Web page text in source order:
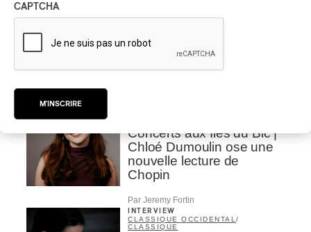
Andrea Stewart : « On est
toujours en création »
Concerts aux Îles du Bic |
Chloé Dumoulin ose une
nouvelle lecture de
Chopin
Par Jeremy Fortin
INTERVIEW
CLASSIQUE OCCIDENTAL/
CLASSIQUE
CAPTCHA
M'INSCRIRE